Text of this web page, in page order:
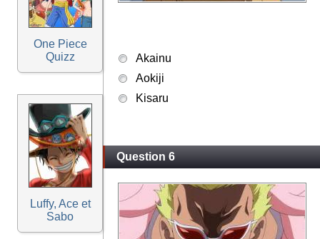
One Piece
Quizz
Luffy, Ace et
Sabo
Akainu
Aokiji
Kisaru
Question 6